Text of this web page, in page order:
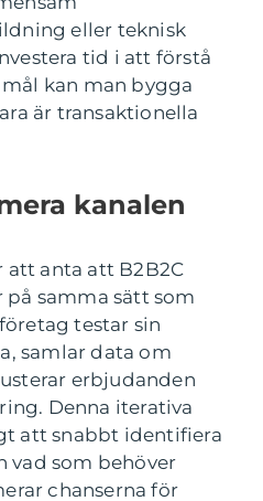
eller teknisk
tid i att förstå
kan man bygga
är transaktionella
kanalen
att anta att B2B2C
samma sätt som
testar sin
samlar data om
erbjudanden
Denna iterativa
att snabbt identifiera
vad som behöver
chanserna för